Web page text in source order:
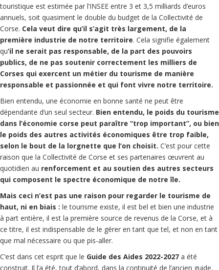
touristique est estimée par l’INSEE entre 3 et 3,5 milliards d’euros
annuels, soit quasiment le double du budget de la Collectivité de
Corse. Cela veut dire qu’il s’agit très largement, de la
première industrie de notre territoire. Cela signifie également
qu’il ne serait pas responsable, de la part des pouvoirs
publics, de ne pas soutenir correctement les milliers de
Corses qui exercent un métier du tourisme de manière
responsable et passionnée et qui font vivre notre territoire.
Bien entendu, une économie en bonne santé ne peut être
dépendante d’un seul secteur. Bien entendu, le poids du tourisme
dans l’économie corse peut paraître “trop important”, ou bien
le poids des autres activités économiques être trop faible,
selon le bout de la lorgnette que l’on choisit. C’est pour cette
raison que la Collectivité de Corse et ses partenaires œuvrent au
quotidien au renforcement et au soutien des autres secteurs
qui composent le spectre économique de notre île.
Mais ceci n’est pas une raison pour regarder le tourisme de
haut, ni en biais : le tourisme existe, il est bel et bien une industrie
à part entière, il est la première source de revenus de la Corse, et à
ce titre, il est indispensable de le gérer en tant que tel, et non en tant
que mal nécessaire ou que pis-aller.
C’est dans cet esprit que le Guide des Aides 2022-2027 a été
construit. Il l’a été, tout d’abord, dans la continuité de l’ancien guide,